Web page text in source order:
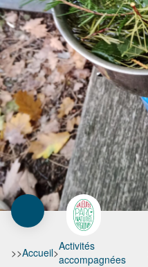
>>Accueil>Activités
accompagnées